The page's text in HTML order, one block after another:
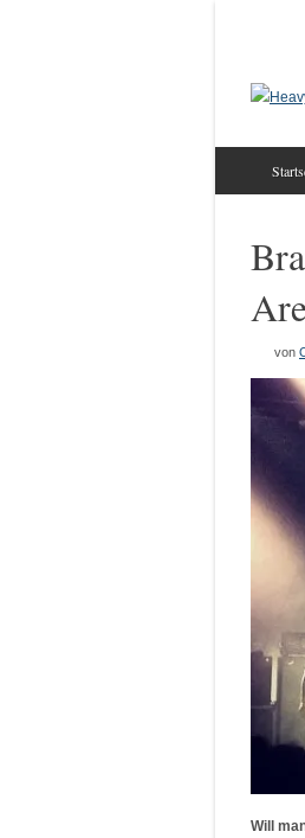
von
Will